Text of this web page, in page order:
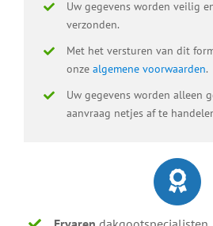
Uw gegevens worden veilig
verzonden.
Met het versturen van dit
onze algemene voorwaarden.
Uw gegevens worden alleen
aanvraag netjes af te